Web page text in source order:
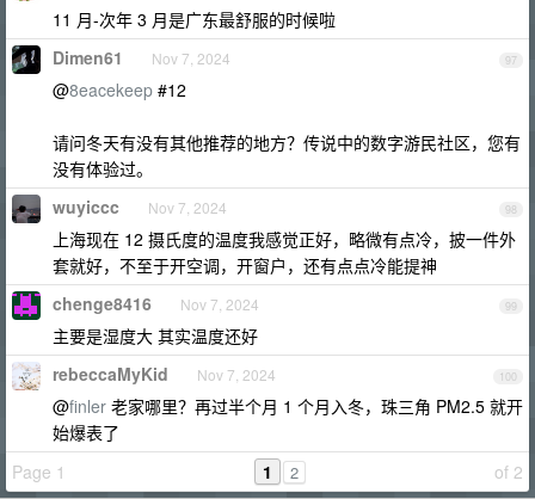
11 月-次年 3 月是广东最舒服的时候啦
97
Dimen61 Nov 7, 2024
@8eacekeep #12
请问冬天有没有其他推荐的地方？传说中的数字游民社区，您有
没有体验过。
98
wuyiccc Nov 7, 2024
上海现在 12 摄氏度的温度我感觉正好，略微有点冷，披一件外
套就好，不至于开空调，开窗户，还有点点冷能提神
99
chenge8416 Nov 7, 2024
主要是湿度大 其实温度还好
100
rebeccaMyKid Nov 7, 2024
@finler 老家哪里？再过半个月 1 个月入冬，珠三角 PM2.5 就开
始爆表了
Page 1
of 2
1 2